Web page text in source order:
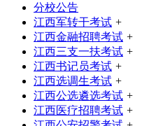
分校公告
江西军转干考试 +
江西金融招聘考试 +
江西三支一扶考试 +
江西书记员考试 +
江西选调生考试 +
江西公选遴选考试 +
江西医疗招聘考试 +